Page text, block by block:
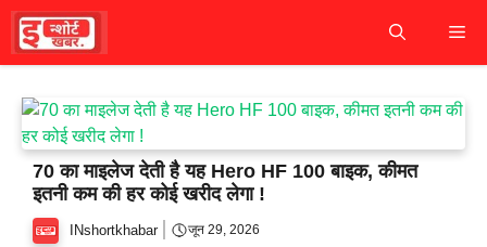
Skip
content
70 का माइलेज देती है यह Hero HF 100 बाइक, कीमत
इतनी कम की हर कोई खरीद लेगा !
INshortkhabar जून 29, 2026